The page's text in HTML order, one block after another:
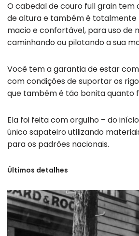
O cabedal de couro full grain tem
de altura e também é totalmente
macio e confortável, para uso de
caminhando ou pilotando a sua
Você tem a garantia de estar
com condições de suportar os
que também é tão bonita quanto
Ela foi feita com orgulho – do
único sapateiro utilizando
para os padrões nacionais.
Últimos detalhes